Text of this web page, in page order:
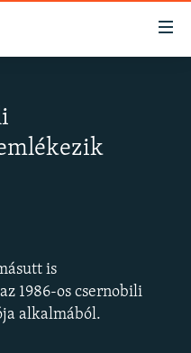
is
1986-os csernobili
alkalmából.